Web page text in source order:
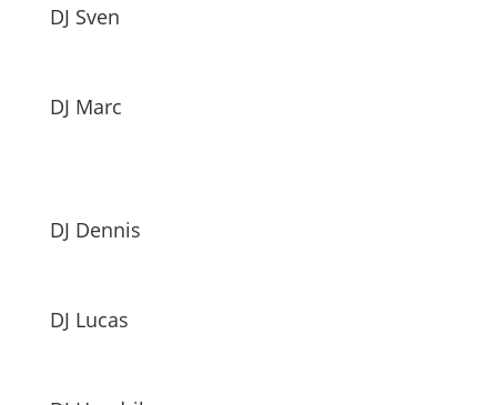
DJ Sven
DJ Marc
DJ Dennis
DJ Lucas